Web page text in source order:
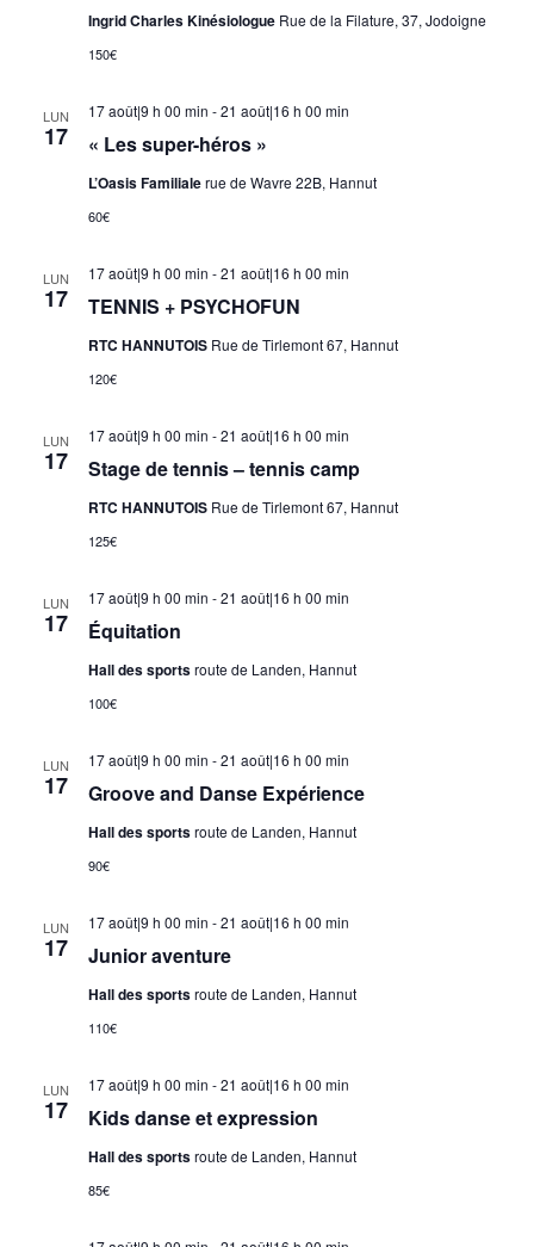
Ingrid Charles Kinésiologue Rue de la Filature, 37, Jodoigne
150€
LUN
17 « Les super-héros »
17 août|9 h 00 min -21 août|16 h 00 min
L’Oasis Familialerue de Wavre 22B, Hannut
60€
LUN
17 TENNIS + PSYCHOFUN
17 août|9 h 00 min -21 août|16 h 00 min
RTC HANNUTOIS Rue de Tirlemont 67, Hannut
120€
LUN
17 Stage de tennis – tennis camp
17 août|9 h 00 min -21 août|16 h 00 min
RTC HANNUTOIS Rue de Tirlemont 67, Hannut
125€
LUN
17 Équitation
17 août|9 h 00 min -21 août|16 h 00 min
Hall des sportsroute de Landen, Hannut
100€
LUN
17 Groove and Danse Expérience
17 août|9 h 00 min -21 août|16 h 00 min
Hall des sportsroute de Landen, Hannut
90€
LUN
17 Junior aventure
17 août|9 h 00 min -21 août|16 h 00 min
Hall des sportsroute de Landen, Hannut
110€
LUN
17 Kids danse et expression
17 août|9 h 00 min -21 août|16 h 00 min
Hall des sportsroute de Landen, Hannut
85€